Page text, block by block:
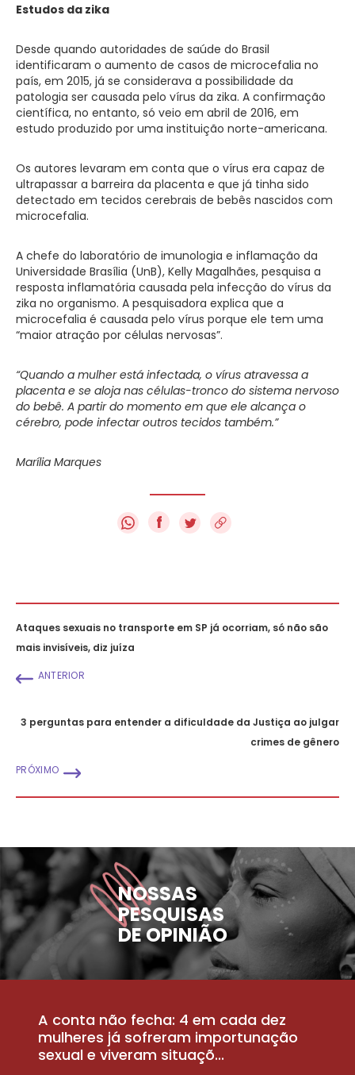
Estudos da zika
Desde quando autoridades de saúde do Brasil
identificaram o aumento de casos de microcefalia no
país, em 2015, já se considerava a possibilidade da
patologia ser causada pelo vírus da zika. A confirmação
científica, no entanto, só veio em abril de 2016, em
estudo produzido por uma instituição norte-americana.
Os autores levaram em conta que o vírus era capaz de
ultrapassar a barreira da placenta e que já tinha sido
detectado em tecidos cerebrais de bebês nascidos com
microcefalia.
A chefe do laboratório de imunologia e inflamação da
Universidade Brasília (UnB), Kelly Magalhães, pesquisa a
resposta inflamatória causada pela infecção do vírus da
zika no organismo. A pesquisadora explica que a
microcefalia é causada pelo vírus porque ele tem uma
“maior atração por células nervosas”.
“Quando a mulher está infectada, o vírus atravessa a
placenta e se aloja nas células-tronco do sistema nervoso
do bebê. A partir do momento em que ele alcança o
cérebro, pode infectar outros tecidos também.”
Marília Marques
f
Ataques sexuais no transporte em SP já ocorriam, só não são
mais invisíveis, diz juíza
ANTERIOR
3 perguntas para entender a dificuldade da Justiça ao julgar
crimes de gênero
PRÓXIMO
NOSSAS
PESQUISAS
DE OPINIÃO
A conta não fecha: 4 em cada dez
mulheres já sofreram importunação
sexual e viveram situaçõ...